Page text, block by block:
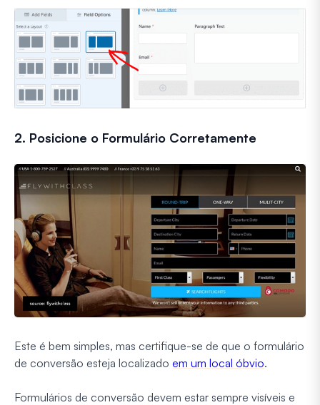
2. Posicione o Formulário Corretamente
Este é bem simples, mas certifique-se de que o formulário
de conversão esteja localizado em um local óbvio.
Formulários de conversão devem estar sempre visíveis e